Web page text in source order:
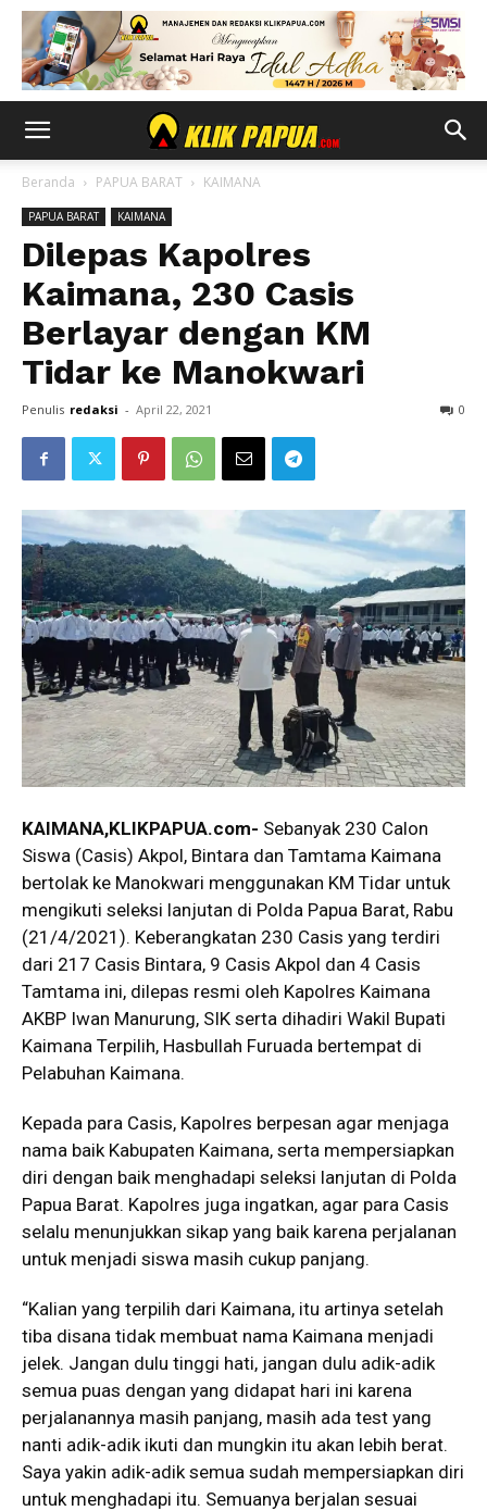
Beranda PAPUA BARAT KAIMANA
PAPUA BARAT KAIMANA
Dilepas Kapolres
Kaimana, 230 Casis
Berlayar dengan KM
Tidar ke Manokwari
Penulis redaksi - April 22, 2021 0
KAIMANA,KLIKPAPUA.com- Sebanyak 230 Calon
Siswa (Casis) Akpol, Bintara dan Tamtama Kaimana
bertolak ke Manokwari menggunakan KM Tidar untuk
mengikuti seleksi lanjutan di Polda Papua Barat, Rabu
(21/4/2021). Keberangkatan 230 Casis yang terdiri
dari 217 Casis Bintara, 9 Casis Akpol dan 4 Casis
Tamtama ini, dilepas resmi oleh Kapolres Kaimana
AKBP Iwan Manurung, SIK serta dihadiri Wakil Bupati
Kaimana Terpilih, Hasbullah Furuada bertempat di
Pelabuhan Kaimana.
Kepada para Casis, Kapolres berpesan agar menjaga
nama baik Kabupaten Kaimana, serta mempersiapkan
diri dengan baik menghadapi seleksi lanjutan di Polda
Papua Barat. Kapolres juga ingatkan, agar para Casis
selalu menunjukkan sikap yang baik karena perjalanan
untuk menjadi siswa masih cukup panjang.
“Kalian yang terpilih dari Kaimana, itu artinya setelah
tiba disana tidak membuat nama Kaimana menjadi
jelek. Jangan dulu tinggi hati, jangan dulu adik-adik
semua puas dengan yang didapat hari ini karena
perjalanannya masih panjang, masih ada test yang
nanti adik-adik ikuti dan mungkin itu akan lebih berat.
Saya yakin adik-adik semua sudah mempersiapkan diri
untuk menghadapi itu. Semuanya berjalan sesuai